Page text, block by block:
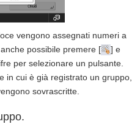
vengono assegnati numeri a
possibile premere [
] e
per selezionare un pulsante.
in cui è già registrato un gruppo,
sovrascritte.